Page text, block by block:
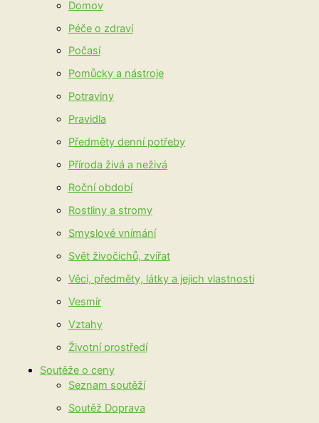
Domov
Péče o zdraví
Počasí
Pomůcky a nástroje
Potraviny
Pravidla
Předměty denní potřeby
Příroda živá a neživá
Roční období
Rostliny a stromy
Smyslové vnímání
Svět živočichů, zvířat
Věci, předměty, látky a jejich vlastnosti
Vesmír
Vztahy
Životní prostředí
Soutěže o ceny
Seznam soutěží
Soutěž Doprava